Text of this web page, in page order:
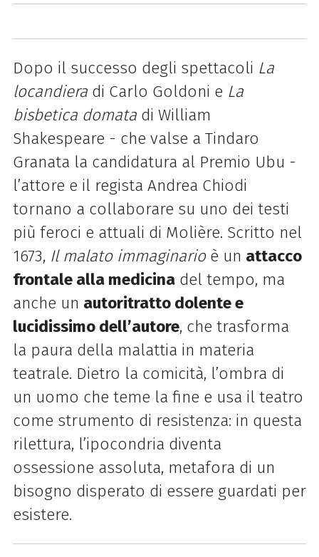
Dopo il successo degli spettacoli La
locandieradi Carlo Goldoni e La
bisbetica domatadi William
Shakespeare - che valse a Tindaro
Granata la candidatura al Premio Ubu -
l’attore e il regista Andrea Chiodi
tornano a collaborare su uno dei testi
più feroci e attuali di Molière. Scritto nel
1673, Il malato immaginarioè un attacco
frontale alla medicinadel tempo, ma
anche un autoritratto dolente e
lucidissimo dell’autore, che trasforma
la paura della malattia in materia
teatrale. Dietro la comicità, l’ombra di
un uomo che teme la fine e usa il teatro
come strumento di resistenza: in questa
rilettura, l’ipocondria diventa
ossessione assoluta, metafora di un
bisogno disperato di essere guardati per
esistere.